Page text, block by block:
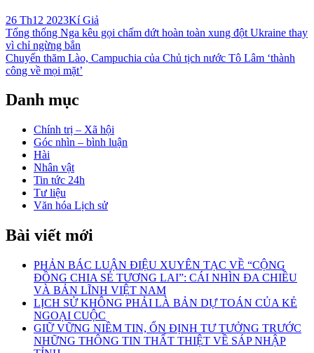
26 Th12 2023Kí Giả
Điều
hướng
bài
viết
Tổng thống Nga kêu gọi chấm dứt hoàn toàn xung đột Ukraine thay
vì chỉ ngừng bắn
Chuyến thăm Lào, Campuchia của Chủ tịch nước Tô Lâm ‘thành
công về mọi mặt’
Danh mục
Chính trị – Xã hội
Góc nhìn – bình luận
Hài
Nhân vật
Tin tức 24h
Tư liệu
Văn hóa Lịch sử
Bài viết mới
PHẢN BÁC LUẬN ĐIỆU XUYÊN TẠC VỀ “CỘNG
ĐỒNG CHIA SẺ TƯƠNG LAI”: CÁI NHÌN ĐA CHIỀU
VÀ BẢN LĨNH VIỆT NAM
LỊCH SỬ KHÔNG PHẢI LÀ BẢN DỰ TOÁN CỦA KẺ
NGOẠI CUỘC
GIỮ VỮNG NIỀM TIN, ỔN ĐỊNH TƯ TƯỞNG TRƯỚC
NHỮNG THÔNG TIN THẤT THIỆT VỀ SÁP NHẬP